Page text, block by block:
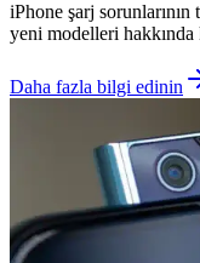
iPhone şarj
yeni modelleri
Daha fazla bilgi edinin